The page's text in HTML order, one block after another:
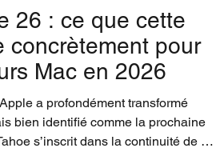
26 : ce que cette
concrètement pour
Mac en 2026
a profondément transformé
bien identifié comme la prochaine
s’inscrit dans la continuité de la